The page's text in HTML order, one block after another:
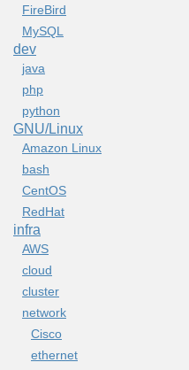
FireBird
MySQL
dev
java
php
python
GNU/Linux
Amazon Linux
bash
CentOS
RedHat
infra
AWS
cloud
cluster
network
Cisco
ethernet